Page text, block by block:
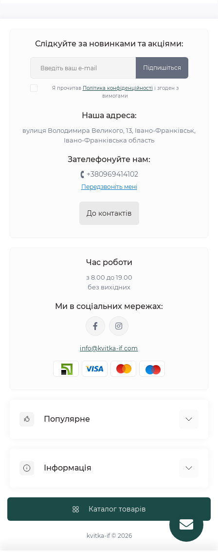
Слідкуйте за новинками та акціями:
Підпишіться
Я прочитав Політика конфіденційності і згоден з
вимогами
Наша адреса:
вулиця Володимира Великого, 13, Івано-Франківськ,
Івано-Франківська область
Зателефонуйте нам:
+380969414102
Передзвоніть мені
До контактів
Час роботи
з 8.00 до 19.00
без вихідних
Ми в соціальних мережах:
info@kvitka-if.com
Популярне
Вазони
Кошики з квітів
Повітряні кульки
Інформація
Доставка
Політика конфіденційності
Каталог товарів
kvitka-if © 2026